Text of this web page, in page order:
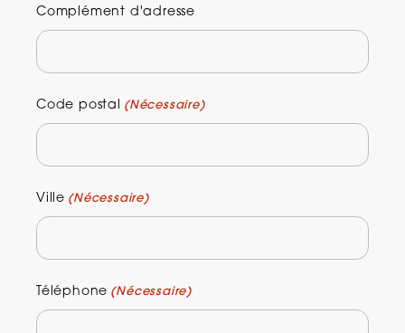
Complément d'adresse
Code postal (Nécessaire)
Ville (Nécessaire)
Téléphone (Nécessaire)